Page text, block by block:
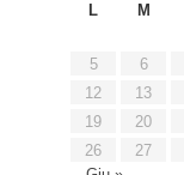
L
M
5
6
12
13
19
20
26
27